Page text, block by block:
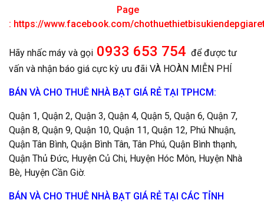
Page
: https://www.facebook.com/
Hãy nhấc máy và gọi 0933 653 754 để được tư
vấn và nhận báo giá cực kỳ ưu đãi VÀ HOÀN MIỄN PHÍ
BÁN VÀ CHO THUÊ NHÀ BẠT GIÁ RẺ TẠI TPHCM:
Quận 1, Quận 2, Quận 3, Quận 4, Quận 5, Quận 6, Quận 7,
Quận 8, Quận 9, Quận 10, Quận 11, Quận 12, Phú Nhuận,
Quận Tân Bình, Quận Bình Tân, Tân Phú, Quận Bình thạnh,
Quận Thủ Đức, Huyện Củ Chi, Huyện Hóc Môn, Huyện Nhà
Bè, Huyện Cần Giờ.
BÁN VÀ CHO THUÊ NHÀ BẠT GIÁ RẺ TẠI CÁC TỈNH